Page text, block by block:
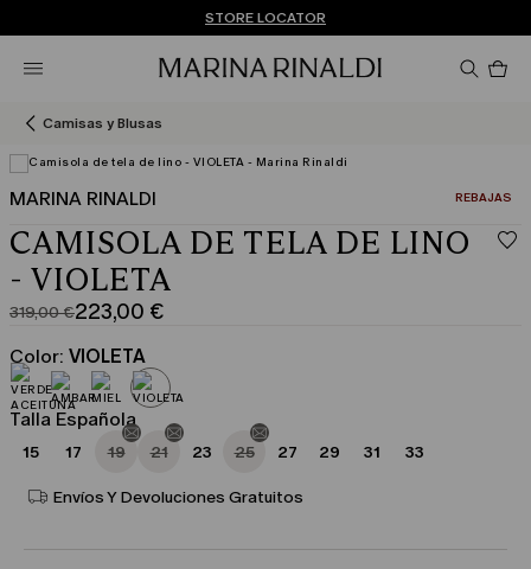
ENVÍO Y DEVOLUCIONES GRATUITOS
¿No tienes una cuenta? REGÍSTRATE AHORA
STORE LOCATOR
Camisas y Blusas
MARINA RINALDI CATEGORÍA:
REBAJAS
CAMISOLA DE TELA DE LINO
- VIOLETA
319,00 €
Precio
original
319,00
€
223,00 €
Precio
actual
223,00
€
Color: VIOLETA
Talla Española
15 17 19 21 23 25 27 29 31 33
Envíos Y Devoluciones Gratuitos